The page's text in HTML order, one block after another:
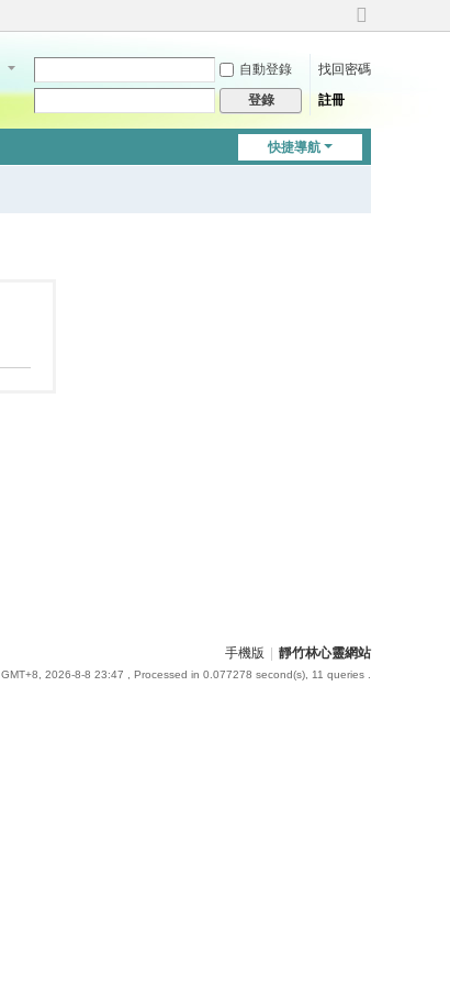
切
到
自動登錄
找回密碼
登錄 註冊
快捷導航
手機版 靜竹林心靈網站
GMT+8, 2026-8-8 23:47 , Processed in 0.077278 second(s), 11 queries .